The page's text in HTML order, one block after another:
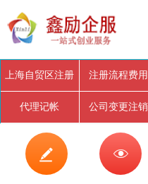
上海自贸区注册 注册流程费用
代理记帐 公司变更注销
 